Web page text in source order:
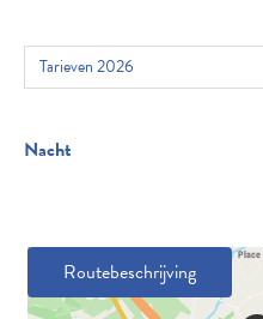
Nacht
Routebeschrijving